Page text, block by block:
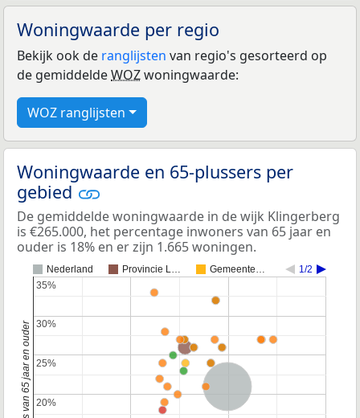
Woningwaarde per regio
Bekijk ook de ranglijsten van regio's gesorteerd op
de gemiddeldeWOZwoningwaarde:
WOZ ranglijsten
Woningwaarde en 65-plussers per
gebied
De gemiddelde woningwaarde in de wijk Klingerberg
is €265.000, het percentage inwoners van 65 jaar en
ouder is 18% en er zijn 1.665 woningen.
Nederland Provincie L… Gemeente… 1/2
Nederland
20%
20%
25%
25%
30%
30%
35%
35%